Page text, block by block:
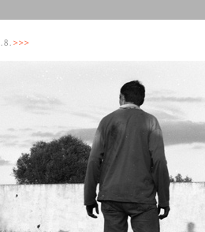
. 8 . >>>